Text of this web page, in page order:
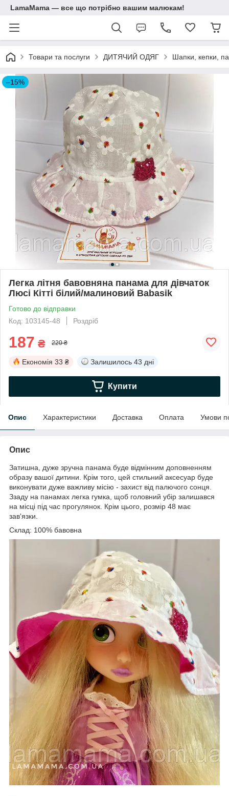
LamaMama — все що потрібно вашим малюкам!
Товари та послуги ДИТЯЧИЙ ОДЯГ Шапки, кепки,
–15%
Легка літня бавовняна панама для дівчаток
Люсі Кітті білий/малиновий Babasik
Готово до відправки
Код: 103145-48
Роздріб
187 ₴ 220 ₴
Економія 33 ₴ Залишилось 43 дні
Купити
Опис Характеристики Доставка Оплата Умови
Опис
Затишна, дуже зручна панама буде відмінним доповненням
образу вашої дитини. Крім того, цей стильний аксесуар буде
виконувати дуже важливу місію - захист від палючого сонця.
Ззаду на панамах легка гумка, щоб головний убір залишався
на місці під час прогулянок. Крім цього, розмір 48 має
зав'язки.
Склад: 100% бавовна